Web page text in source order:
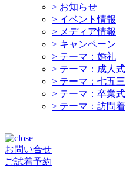
> お知らせ
> イベント情報
> メディア情報
> キャンペーン
> テーマ：婚礼
> テーマ：成人式
> テーマ：七五三
> テーマ：卒業式
> テーマ：訪問着
お問い合せ
ご試着予約